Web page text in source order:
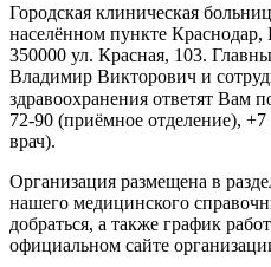
Городская клиническая
населённом пункте Краснодар,
350000 ул. Красная, 103.
Владимир Викторович и
здравоохранения ответят
72-90 (приёмное отделение),
врач).
Организация размещена в
нашего медицинского
добраться, а также график
официальном сайте